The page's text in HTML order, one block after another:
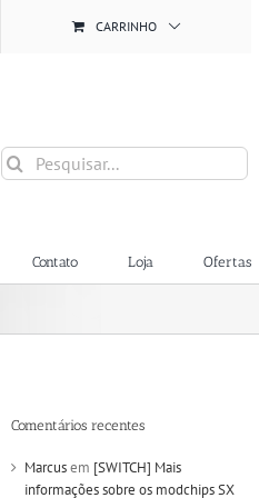
CARRINHO
Buscar
resultados
Contato Loja Ofertas
Comentários recentes
Marcusem [SWITCH] Mais
informações sobre os modchips SX